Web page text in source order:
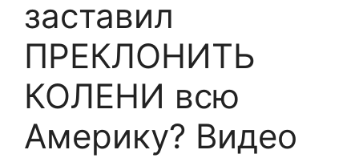
заставил
ПРЕКЛОНИТЬ
КОЛЕНИ всю
Америку? Видео